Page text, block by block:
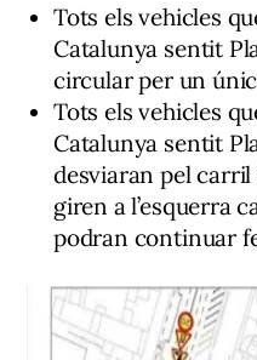
Tots els vehicles
Catalunya sentit
circular per un
Tots els vehicles
Catalunya sentit
desviaran pel carril
giren a l’esquerra
podran continuar